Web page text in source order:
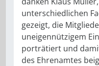
unterschiedlichen
gezeigt, die
uneigennützigem
porträtiert und
des Ehrenamtes